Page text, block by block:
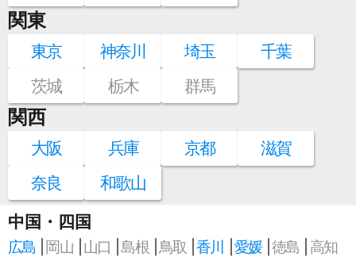
関東
東京 神奈川 埼玉
千葉
茨城
栃木 群馬
関西
大阪 兵庫 京都
滋賀
奈良
和歌山
中国・四国
広島 岡山 山口 島根 鳥取 香川 愛媛 徳島 高知